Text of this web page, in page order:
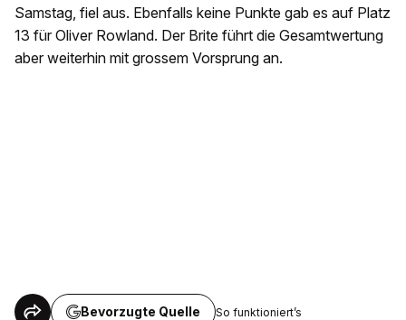
Samstag, fiel aus. Ebenfalls keine Punkte gab es auf Platz
13 für Oliver Rowland. Der Brite führt die Gesamtwertung
aber weiterhin mit grossem Vorsprung an.
Bevorzugte Quelle So funktioniert’s